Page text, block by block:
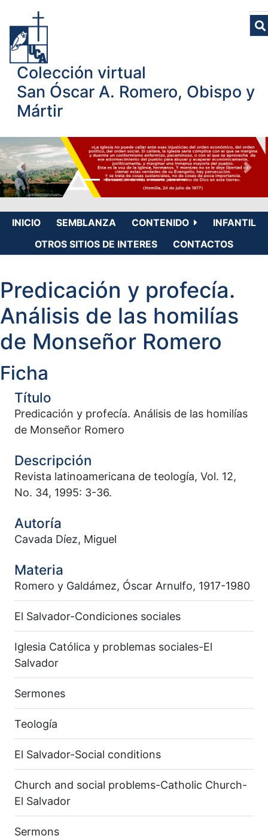
Colección virtual
San Óscar A. Romero, Obispo y
Mártir
INICIO SEMBLANZA CONTENIDO
INFANTIL
OTROS SITIOS DE INTERES
CONTACTOS
Predicación y profecía.
Análisis de las homilías
de Monseñor Romero
Ficha
Título
Predicación y profecía. Análisis de las homilías
de Monseñor Romero
Descripción
Revista latinoamericana de teología, Vol. 12,
No. 34, 1995: 3-36.
Autoría
Cavada Díez, Miguel
Materia
Romero y Galdámez, Óscar Arnulfo, 1917-1980
El Salvador-Condiciones sociales
Iglesia Católica y problemas sociales-El
Salvador
Sermones
Teología
El Salvador-Social conditions
Church and social problems-Catholic Church-
El Salvador
Sermons